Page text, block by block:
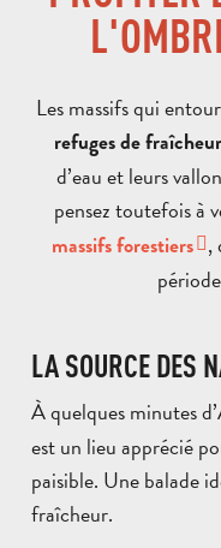
Les massifs qui
refuges de fraîcheur
d’eau et leurs
pensez toutefois à
massifs forestiers ,
LA SOURCE DES
À quelques minutes
est un lieu apprécié
paisible. Une balade
fraîcheur.